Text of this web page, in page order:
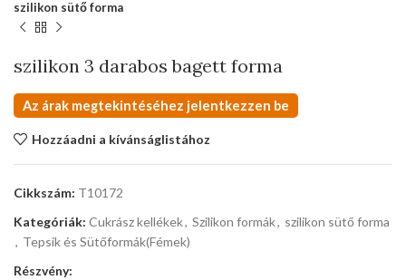
szilikon sütő forma
szilikon 3 darabos bagett forma
Az árak megtekintéséhez jelentkezzen be
Hozzáadni a kívánságlistához
Cikkszám: T10172
Kategóriák: Cukrász kellékek, Szilikon formák, szilikon sütő forma
, Tepsik és Sütőformák(Fémek)
Részvény: